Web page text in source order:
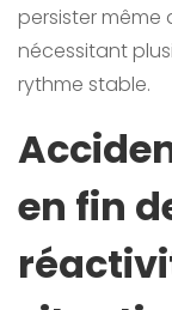
persister même
nécessitant
rythme stable.
en fin